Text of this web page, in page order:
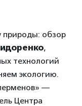
природы: обзор
,
технологий
экологию.
—
Центра